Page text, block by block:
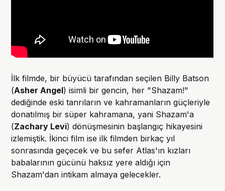
İlk filmde, bir büyücü tarafından seçilen Billy Batson
(Asher Angel) isimli bir gencin, her "Shazam!"
dediğinde eski tanrıların ve kahramanların güçleriyle
donatılmış bir süper kahramana, yani Shazam'a
(Zachary Levi) dönüşmesinin başlangıç hikayesini
izlemiştik. İkinci film ise ilk filmden birkaç yıl
sonrasında geçecek ve bu sefer Atlas'ın kızları
babalarının gücünü haksız yere aldığı için
Shazam'dan intikam almaya gelecekler.